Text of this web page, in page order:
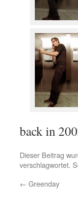
back in
Dieser Beitrag
verschlagwortet.
← Greenday